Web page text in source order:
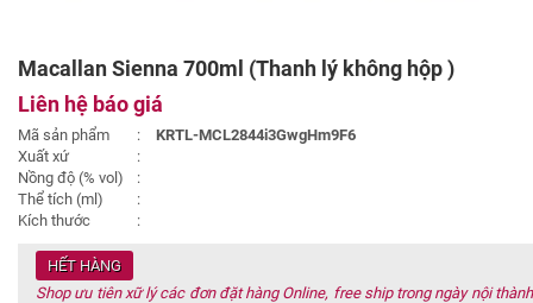
Macallan Sienna 700ml (Thanh lý không hộp )
Liên hệ báo giá
Mã sản phẩm :
KRTL-MCL2844i3GwgHm9F6
Xuất xứ
:
Nồng độ (% vol)
:
Thể tích (ml)
:
Kích thước
:
HẾT HÀNG
Shop ưu tiên xữ lý các đơn đặt hàng Online, free ship trong ngày nội thành